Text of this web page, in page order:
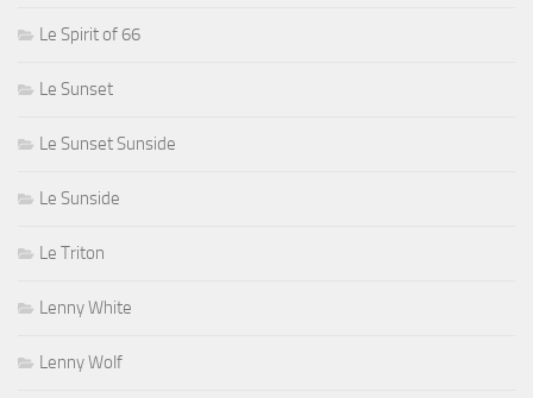
Le Spirit of 66
Le Sunset
Le Sunset Sunside
Le Sunside
Le Triton
Lenny White
Lenny Wolf